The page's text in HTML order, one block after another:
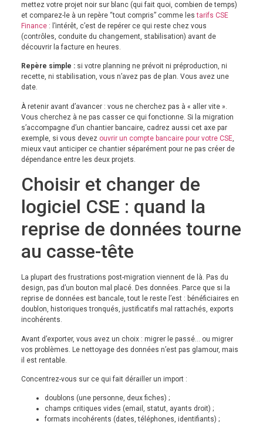
mettez votre projet noir sur blanc (qui fait quoi, combien de temps)
et comparez-le à un repère “tout compris” comme lestarifs CSE
Finance : l’intérêt, c’est de repérer ce qui reste chez vous
(contrôles, conduite du changement, stabilisation) avant de
découvrir la facture en heures.
Repère simple : si votre planning ne prévoit ni préproduction, ni
recette, ni stabilisation, vous n’avez pas de plan. Vous avez une
date.
À retenir avant d’avancer : vous ne cherchez pas à « aller vite ».
Vous cherchez à ne pas casser ce qui fonctionne. Si la migration
s’accompagne d’un chantier bancaire, cadrez aussi cet axe par
exemple, si vous devez ouvrir un compte bancaire pour votre CSE,
mieux vaut anticiper ce chantier séparément pour ne pas créer de
dépendance entre les deux projets.
Choisir et changer de
logiciel CSE : quand la
reprise de données tourne
au casse-tête
La plupart des frustrations post-migration viennent de là. Pas du
design, pas d’un bouton mal placé. Des données. Parce que si la
reprise de données est bancale, tout le reste l’est : bénéficiaires en
doublon, historiques tronqués, justificatifs mal rattachés, exports
incohérents.
Avant d’exporter, vous avez un choix : migrer le passé… ou migrer
vos problèmes. Le nettoyage des données n’est pas glamour, mais
il est rentable.
Concentrez-vous sur ce qui fait dérailler un import :
doublons (une personne, deux fiches) ;
champs critiques vides (email, statut, ayants droit) ;
formats incohérents (dates, téléphones, identifiants) ;